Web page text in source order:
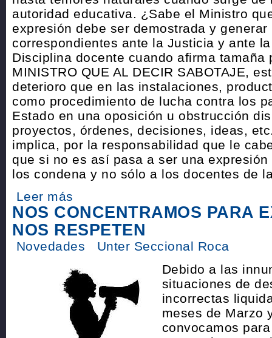
autoridad educativa. ¿Sabe el Ministro
expresión debe ser demostrada y
correspondientes ante la Justicia y ante
Disciplina docente cuando afirma tamaña
MINISTRO QUE AL DECIR SABOTAJE,
deterioro que en las instalaciones,
como procedimiento de lucha contra los
Estado en una oposición u obstrucción
proyectos, órdenes, decisiones, ideas,
implica, por la responsabilidad que le
que si no es así pasa a ser una
los condena y no sólo a los docentes de
Leer más
NOS CONCENTRAMOS PARA
NOS RESPETEN
Novedades
Unter Seccional Roca
Debido a las
situaciones de
incorrectas
meses de Marzo
convocamos